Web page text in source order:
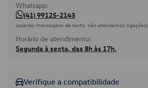
Whatsapp:
(41) 99125-2143
(apenas mensagens de texto, não atendemos ligações)
Horário de atendimento:
Segunda à sexta, das 8h às 17h.
Verifique a compatibilidade